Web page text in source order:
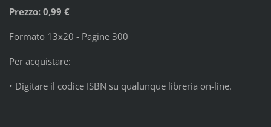
Prezzo: 0,99 €
Formato 13x20 - Pagine 300
Per acquistare:
• Digitare il codice ISBN su qualunque libreria on-line.